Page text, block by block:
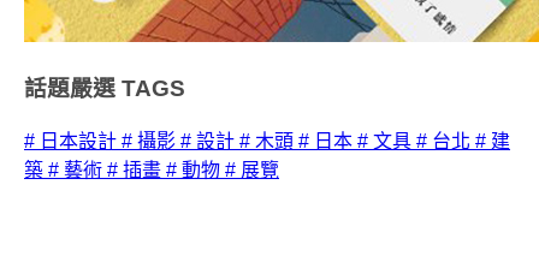
話題嚴選 TAGS
# 日本設計 # 攝影 # 設計 # 木頭 # 日本 # 文具 # 台北 # 建
築 # 藝術 # 插畫 # 動物 # 展覽